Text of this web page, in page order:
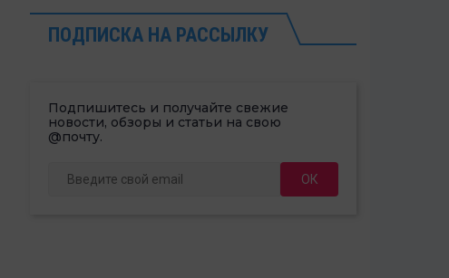
ПОДПИСКА НА РАССЫЛКУ
Подпишитесь и получайте свежие
новости, обзоры и статьи на свою
@почту.
ОК